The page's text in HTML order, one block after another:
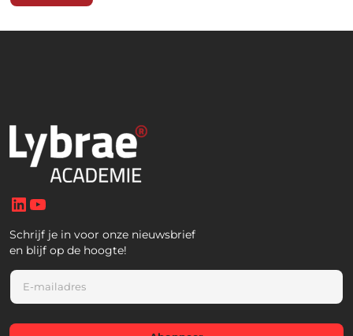
LinkedIn
Schrijf je in voor onze nieuwsbrief
en blijf op de hoogte!
E
a
i